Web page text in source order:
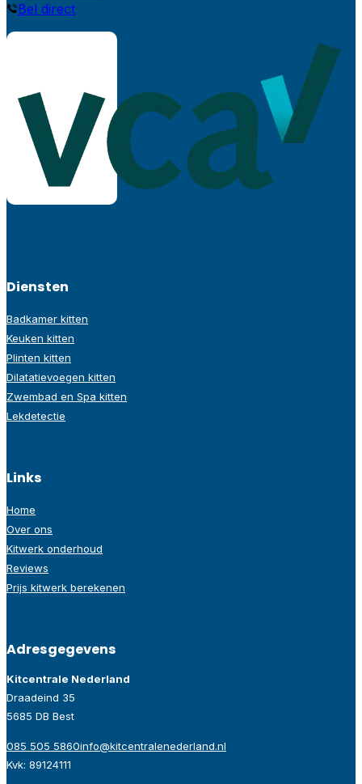
Bel direct
Diensten
Badkamer kitten
Keuken kitten
Plinten kitten
Dilatatievoegen kitten
Zwembad en Spa kitten
Lekdetectie
Links
Home
Over ons
Kitwerk onderhoud
Reviews
Prijs kitwerk berekenen
Adresgegevens
Kitcentrale Nederland
Draadeind 35
5685 DB Best
085 505 5860info@kitcentralenederland.nl
Kvk: 89124111